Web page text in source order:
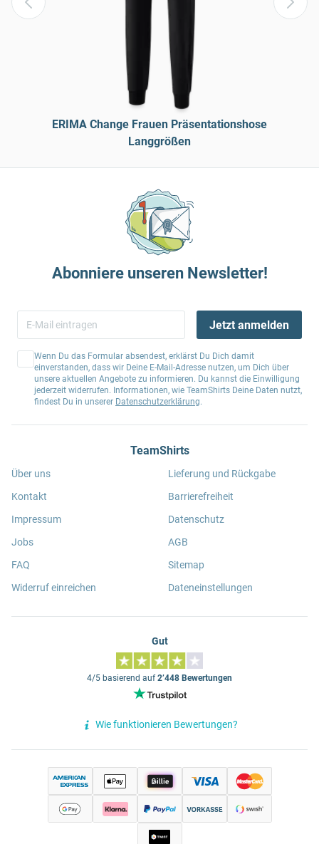
ERIMA Change Frauen Präsentationshose
Langgrößen
Abonniere unseren Newsletter!
Jetzt anmelden
Wenn Du das Formular absendest, erklärst Du Dich damit
einverstanden, dass wir Deine E-Mail-Adresse nutzen, um Dich über
unsere aktuellen Angebote zu informieren. Du kannst die Einwilligung
jederzeit widerrufen. Informationen, wie TeamShirts Deine Daten nutzt,
findest Du in unserer Datenschutzerklärung.
TeamShirts
Über uns
Kontakt
Impressum
Jobs
FAQ
Widerruf einreichen
Lieferung und Rückgabe
Barrierefreiheit
Datenschutz
AGB
Sitemap
Dateneinstellungen
Gut
4/5 basierend auf2’448 Bewertungen
Wie funktionieren Bewertungen?